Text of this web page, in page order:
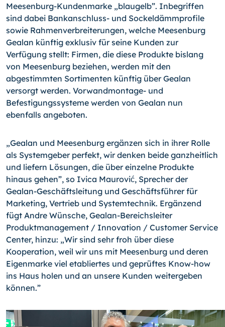
Meesenburg-Kundenmarke „blaugelb”. Inbegriffen
sind dabei Bankanschluss- und Sockeldämmprofile
sowie Rahmenverbreiterungen, welche Meesenburg
Gealan künftig exklusiv für seine Kunden zur
Verfügung stellt: Firmen, die diese Produkte bislang
von Meesenburg beziehen, werden mit den
abgestimmten Sortimenten künftig über Gealan
versorgt werden. Vorwandmontage- und
Befestigungssysteme werden von Gealan nun
ebenfalls angeboten.
„Gealan und Meesenburg ergänzen sich in ihrer Rolle
als Systemgeber perfekt, wir denken beide ganzheitlich
und liefern Lösungen, die über einzelne Produkte
hinaus gehen”, so Ivica Maurović, Sprecher der
Gealan-Geschäftsleitung und Geschäftsführer für
Marketing, Vertrieb und Systemtechnik. Ergänzend
fügt Andre Wünsche, Gealan-Bereichsleiter
Produktmanagement / Innovation / Customer Service
Center, hinzu: „Wir sind sehr froh über diese
Kooperation, weil wir uns mit Meesenburg und deren
Eigenmarke viel etabliertes und geprüftes Know-how
ins Haus holen und an unsere Kunden weitergeben
können.”